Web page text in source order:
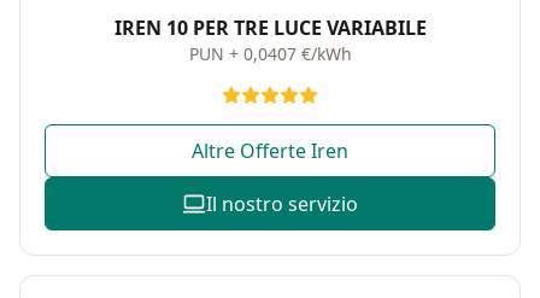
IREN 10 PER TRE LUCE VARIABILE
PUN + 0,0407 €/kWh
Altre Offerte Iren
Il nostro servizio